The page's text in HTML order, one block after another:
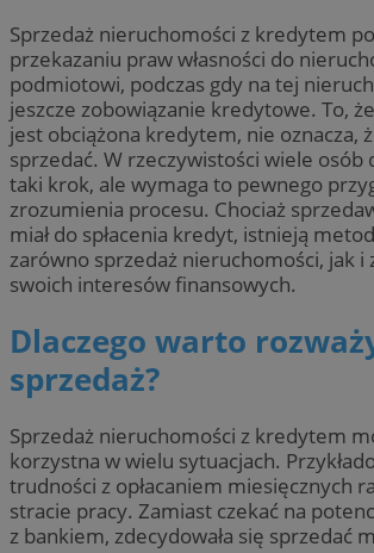
Sprzedaż nieruchomości z kredytem
przekazaniu praw własności do
podmiotowi, podczas gdy na tej
jeszcze zobowiązanie kredytowe. To,
jest obciążona kredytem, nie oznacza,
sprzedać. W rzeczywistości wiele osób
taki krok, ale wymaga to pewnego
zrozumienia procesu. Chociaż
miał do spłacenia kredyt, istnieją
zarówno sprzedaż nieruchomości, jak i
swoich interesów finansowych.
Dlaczego warto
sprzedaż?
Sprzedaż nieruchomości z kredytem
korzystna w wielu sytuacjach.
trudności z opłacaniem miesięcznych
stracie pracy. Zamiast czekać na
z bankiem, zdecydowała się sprzedać